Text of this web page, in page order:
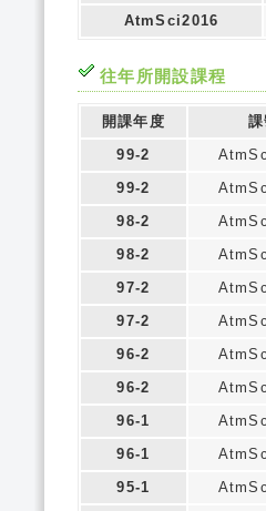
AtmSci2016
往年所開設課程
開課年度 課
99-2
99-2
98-2
98-2
97-2
97-2
96-2
96-2
96-1
96-1
95-1